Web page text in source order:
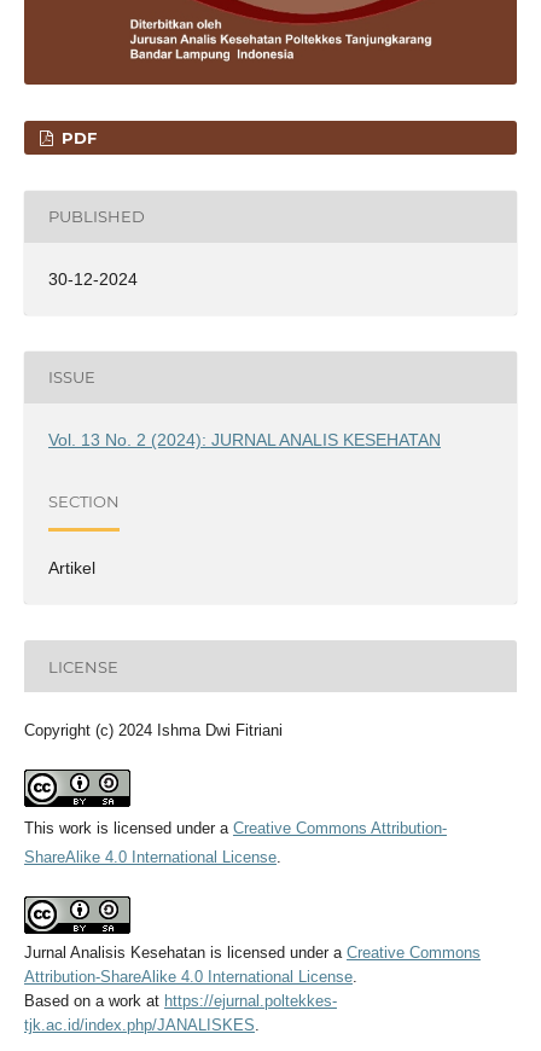
PDF
PUBLISHED
30-12-2024
ISSUE
Vol. 13 No. 2 (2024): JURNAL ANALIS KESEHATAN
SECTION
Artikel
LICENSE
Copyright (c) 2024 Ishma Dwi Fitriani
This work is licensed under a Creative Commons Attribution-
ShareAlike 4.0 International License.
Jurnal Analisis Kesehatanis licensed under a Creative Commons
Attribution-ShareAlike 4.0 International License.
Based on a work at https://ejurnal.poltekkes-
tjk.ac.id/index.php/JANALISKES.